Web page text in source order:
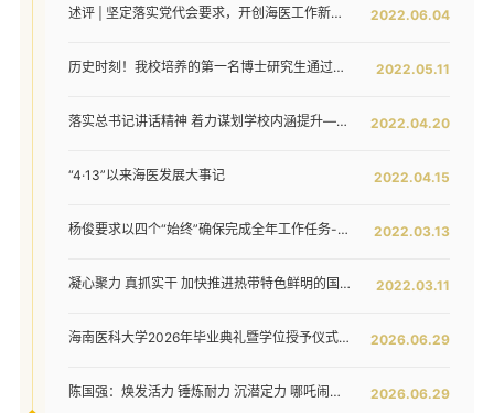
第 2 页
2022.06.04
述评 | 坚定落实党代会要求，开创海医工作新局面——写在全面落实省第八次党代会对海医发展提出新要求之时
2022.05.11
历史时刻！我校培养的第一名博士研究生通过答辩！
2022.04.20
落实总书记讲话精神 着力谋划学校内涵提升——我校召开发展战略咨询委员会第二次工作会议
2022.04.15
“4·13”以来海医发展大事记
2022.03.13
杨俊要求以四个“始终”确保完成全年工作任务--我校六届五次教代会暨七届二次工代会胜利闭幕
2022.03.11
凝心聚力 真抓实干 加快推进热带特色鲜明的国际化高水平医科大学建设步伐 ——我校六届五次教代会暨七届二次工代会隆重开幕
2026.06.29
海南医科大学2026年毕业典礼暨学位授予仪式举行
2026.06.29
陈国强：焕发活力 锤炼耐力 沉潜定力 哪吒闹海拓新程——在海南医科大学2026年毕业典礼上的讲话